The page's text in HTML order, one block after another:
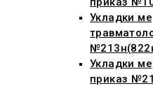
Укладки
Укладки
приказ